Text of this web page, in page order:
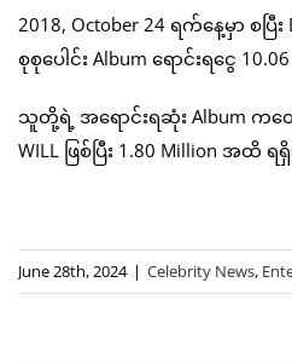
2018, October 24 ရက်နေ့မှာ စပ
စုစုပေါင်း Album ရောင်းရငွေ
သူတို့ရဲ့ အရောင်းရဆုံး Album ကတော့
WILL ဖြစ်ပြီး 1.80 Million အထိ
June 28th, 2024 | Celebrity News,